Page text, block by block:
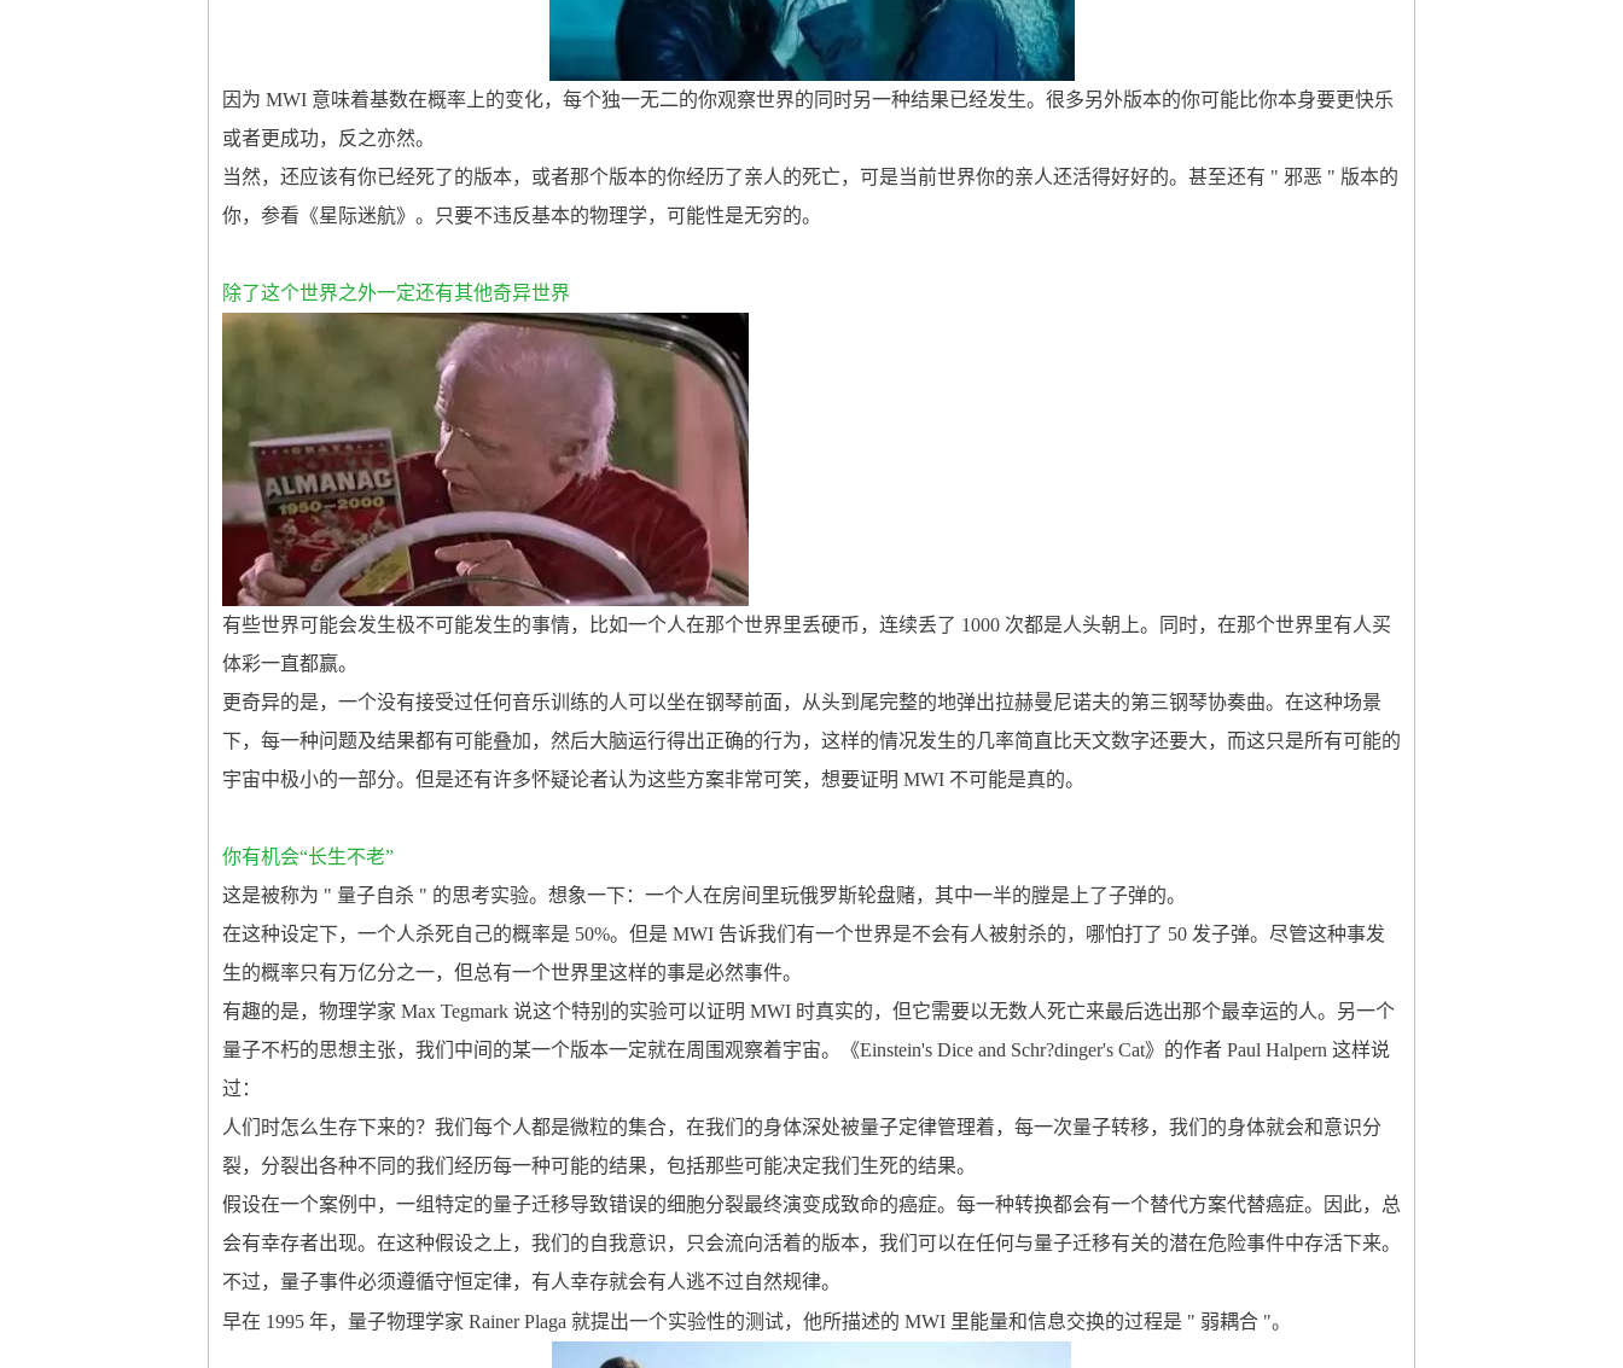
因为 MWI 意味着基数在概率上的变化，每个独一无二的你观察世界的同时另一种结果已经发生。很多另外版本的你可能比你本身要更快乐
或者更成功，反之亦然。
当然，还应该有你已经死了的版本，或者那个版本的你经历了亲人的死亡，可是当前世界你的亲人还活得好好的。甚至还有 " 邪恶 " 版本的
你，参看《星际迷航》。只要不违反基本的物理学，可能性是无穷的。
除了这个世界之外一定还有其他奇异世界
有些世界可能会发生极不可能发生的事情，比如一个人在那个世界里丢硬币，连续丢了 1000 次都是人头朝上。同时，在那个世界里有人买
体彩一直都赢。
更奇异的是，一个没有接受过任何音乐训练的人可以坐在钢琴前面，从头到尾完整的地弹出拉赫曼尼诺夫的第三钢琴协奏曲。在这种场景
下，每一种问题及结果都有可能叠加，然后大脑运行得出正确的行为，这样的情况发生的几率简直比天文数字还要大，而这只是所有可能的
宇宙中极小的一部分。但是还有许多怀疑论者认为这些方案非常可笑，想要证明 MWI 不可能是真的。
你有机会“长生不老”
这是被称为 " 量子自杀 " 的思考实验。想象一下：一个人在房间里玩俄罗斯轮盘赌，其中一半的膛是上了子弹的。
在这种设定下，一个人杀死自己的概率是 50%。但是 MWI 告诉我们有一个世界是不会有人被射杀的，哪怕打了 50 发子弹。尽管这种事发
生的概率只有万亿分之一，但总有一个世界里这样的事是必然事件。
有趣的是，物理学家 Max Tegmark 说这个特别的实验可以证明 MWI 时真实的，但它需要以无数人死亡来最后选出那个最幸运的人。另一个
量子不朽的思想主张，我们中间的某一个版本一定就在周围观察着宇宙。《Einstein's Dice and Schr?dinger's Cat》的作者 Paul Halpern 这样说
过：
人们时怎么生存下来的？我们每个人都是微粒的集合，在我们的身体深处被量子定律管理着，每一次量子转移，我们的身体就会和意识分
裂，分裂出各种不同的我们经历每一种可能的结果，包括那些可能决定我们生死的结果。
假设在一个案例中，一组特定的量子迁移导致错误的细胞分裂最终演变成致命的癌症。每一种转换都会有一个替代方案代替癌症。因此，总
会有幸存者出现。在这种假设之上，我们的自我意识，只会流向活着的版本，我们可以在任何与量子迁移有关的潜在危险事件中存活下来。
不过，量子事件必须遵循守恒定律，有人幸存就会有人逃不过自然规律。
早在 1995 年，量子物理学家 Rainer Plaga 就提出一个实验性的测试，他所描述的 MWI 里能量和信息交换的过程是 " 弱耦合 "。